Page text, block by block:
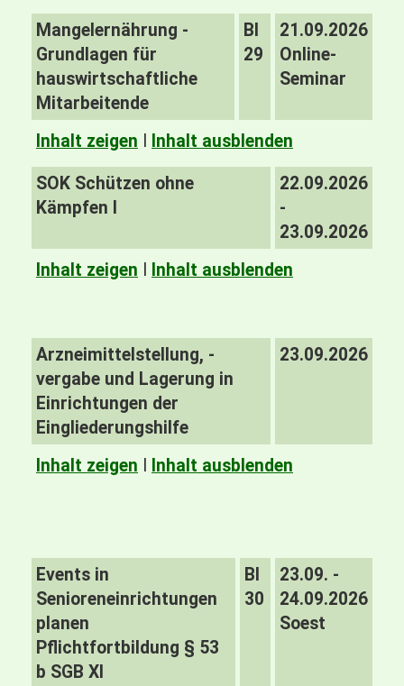
Mangelernährung -
Grundlagen für
hauswirtschaftliche
Mitarbeitende
BI
29
21.09.2026
Online-
Seminar
Inhalt zeigen Inhalt ausblenden
SOK Schützen ohne
Kämpfen I
22.09.2026
-
23.09.2026
Inhalt zeigen
Inhalt ausblenden
Arzneimittelstellung, -
vergabe und Lagerung in
Einrichtungen der
Eingliederungshilfe
23.09.2026
Inhalt zeigen Inhalt ausblenden
Events in
Senioreneinrichtungen
planen
Pflichtfortbildung § 53
b SGB XI
BI
30
23.09. -
24.09.2026
Soest